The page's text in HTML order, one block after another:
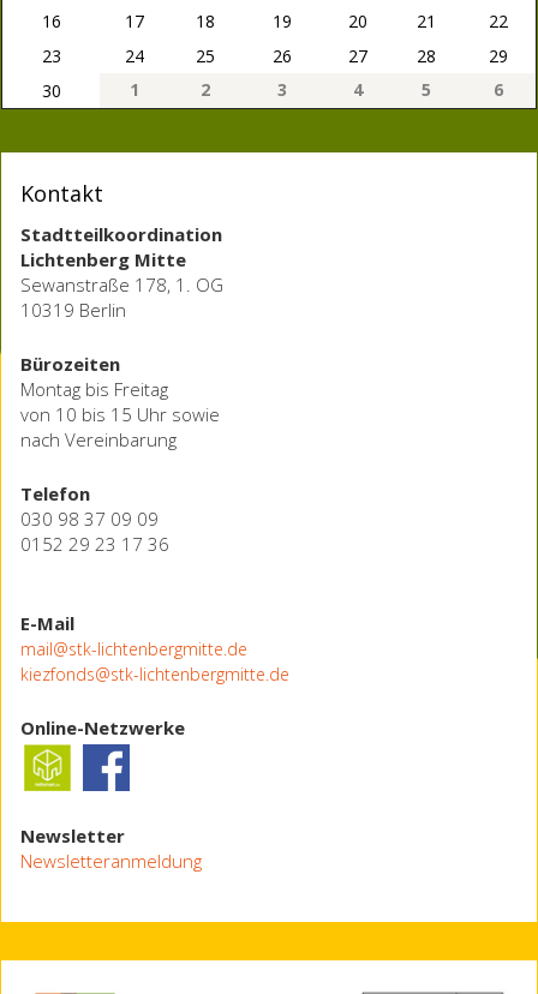
16
17 18 19 20 21
22
23
24 25 26 27 28
29
30
1 2 3 4 5 6
Kontakt
Stadtteilkoordination
Lichtenberg Mitte
Sewanstraße 178, 1. OG
10319 Berlin
Bürozeiten
Montag bis Freitag
von 10 bis 15 Uhr sowie
nach Vereinbarung
Telefon
030 98 37 09 09
0152 29 23 17 36
E-Mail
mail@stk-lichtenbergmitte.de
kiezfonds@stk-lichtenbergmitte.de
Online-Netzwerke
Newsletter
Newsletteranmeldung